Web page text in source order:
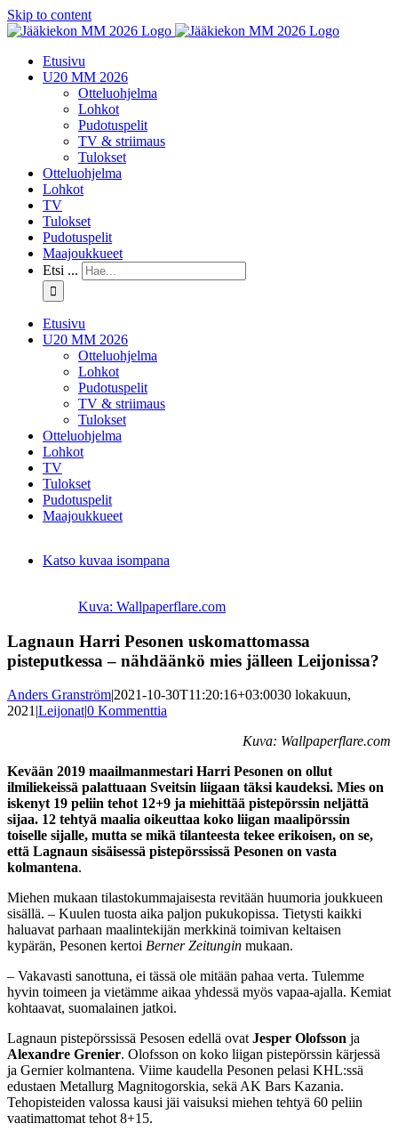
Skip to content
Etusivu
U20 MM 2026
Otteluohjelma
Lohkot
Pudotuspelit
TV & striimaus
Tulokset
Otteluohjelma
Lohkot
TV
Tulokset
Pudotuspelit
Maajoukkueet
Etsi ...
Etusivu
U20 MM 2026
Otteluohjelma
Lohkot
Pudotuspelit
TV & striimaus
Tulokset
Otteluohjelma
Lohkot
TV
Tulokset
Pudotuspelit
Maajoukkueet
Katso kuvaa isompana
Kuva: Wallpaperflare.com
Lagnaun Harri Pesonen uskomattomassa
pisteputkessa – nähdäänkö mies jälleen Leijonissa?
Anders Granström|2021-10-30T11:20:16+03:0030 lokakuun,
2021|Leijonat|0 Kommenttia
Kuva: Wallpaperflare.com
Kevään 2019 maailmanmestari Harri Pesonen on ollut
ilmiliekeissä palattuaan Sveitsin liigaan täksi kaudeksi. Mies on
iskenyt 19 peliin tehot 12+9 ja miehittää pistepörssin neljättä
sijaa. 12 tehtyä maalia oikeuttaa koko liigan maalipörssin
toiselle sijalle, mutta se mikä tilanteesta tekee erikoisen, on se,
että Lagnaun sisäisessä pistepörssissä Pesonen on vasta
kolmantena.
Miehen mukaan tilastokummajaisesta revitään huumoria joukkueen
sisällä. – Kuulen tuosta aika paljon pukukopissa. Tietysti kaikki
haluavat parhaan maalintekijän merkkinä toimivan keltaisen
kypärän, Pesonen kertoi Berner Zeitungin mukaan.
– Vakavasti sanottuna, ei tässä ole mitään pahaa verta. Tulemme
hyvin toimeen ja vietämme aikaa yhdessä myös vapaa-ajalla. Kemiat
kohtaavat, suomalainen jatkoi.
Lagnaun pistepörssissä Pesosen edellä ovatJesper Olofsson ja
Alexandre Grenier. Olofsson on koko liigan pistepörssin kärjessä
ja Gernier kolmantena. Viime kaudella Pesonen pelasi KHL:ssä
edustaen Metallurg Magnitogorskia, sekä AK Bars Kazania.
Tehopisteiden valossa kausi jäi vaisuksi miehen tehtyä 60 peliin
vaatimattomat tehot 8+15.